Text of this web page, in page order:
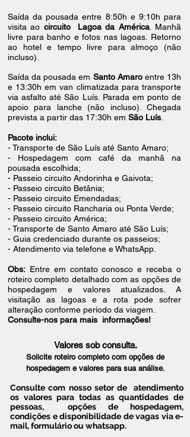
Saída da pousada entre 8:50h e 9:10h para
visita ao circuito Lagoa da América. Manhã
livre para banho e fotos nas lagoas. Retorno
ao hotel e tempo livre para almoço (não
incluso).
Saída da pousada em Santo Amaroentre 13h
e 13:30h em van climatizada para transporte
via asfalto até São Luís. Parada em ponto de
apoio para lanche (não incluso). Chegada
prevista a partir das 17:30h em São Luís
Pacote inclui:
- Transporte de São Luís até Santo Amaro;
- Hospedagem com café da manhã na
pousada escolhida;
- Passeio circuito Andorinha e Gaivota;
- Passeio circuito Betânia;
- Passeio circuito Emendadas;
- Passeio circuito Rancharia ou Ponta Verde;
- Passeio circuito América;
- Transporte de Santo Amaro até São Luís;
- Guia credenciado durante os passeios;
- Atendimento via telefone e WhatsApp.
Obs: Entre em contato conosco e receba o
roteiro completo detalhado com as opções de
hospedagem e valores atualizados. A
visitação as lagoas e a rota pode sofrer
alteração conforme período da viagem.
Consulte-nos para mais informações!
Valores sob consulta.
Solicite roteiro completo com opções de
hospedagem e valores para sua análise.
Consulte com nosso setor de atendimento
os valores para todas as quantidades de
pessoas, opções de hospedagem,
condições e disponibilidade de vagas via e-
mail, formulário ou whatsapp.